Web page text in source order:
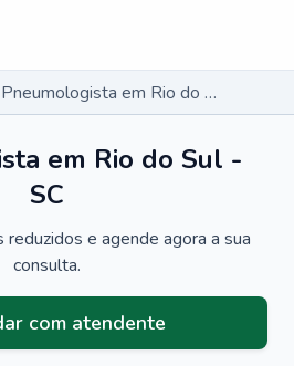
Pneumologista em Rio do Sul - SC
em Rio do Sul -
SC
e agende agora a sua
consulta.
com atendente